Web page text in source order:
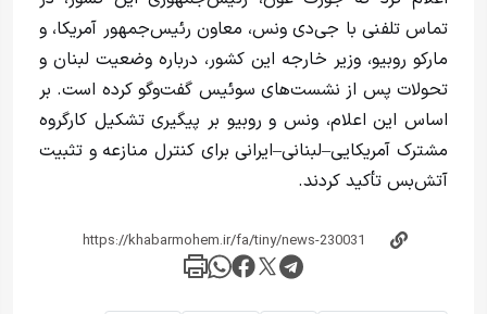
تماس تلفنی با جی‌دی ونس، معاون رئیس‌جمهور آمریکا، و
مارکو روبیو، وزیر خارجه این کشور، درباره وضعیت لبنان و
تحولات پس از نشست‌های سوئیس گفت‌وگو کرده است. بر
اساس این اعلام، ونس و روبیو بر پیگیری تشکیل کارگروه
مشترک آمریکایی–لبنانی–ایرانی برای کنترل منازعه و تثبیت
آتش‌بس تأکید کردند.